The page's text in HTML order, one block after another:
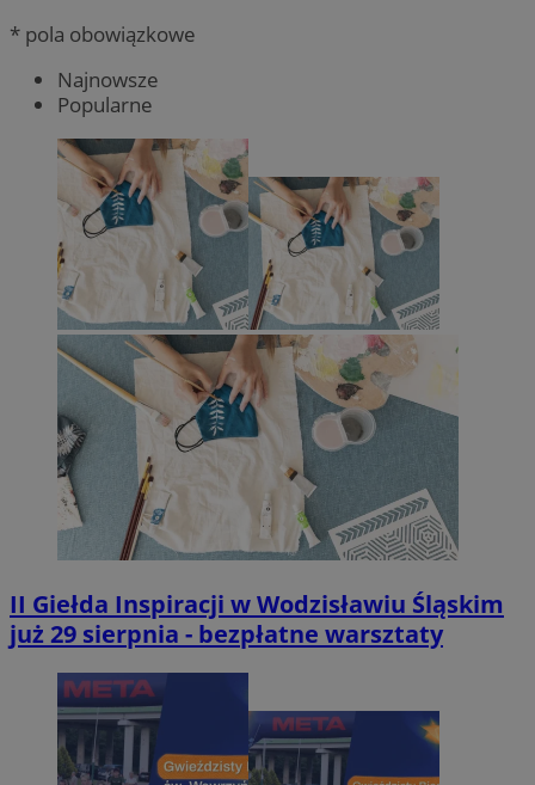
* pola obowiązkowe
Najnowsze
Popularne
II Giełda Inspiracji w Wodzisławiu Śląskim
już 29 sierpnia - bezpłatne warsztaty